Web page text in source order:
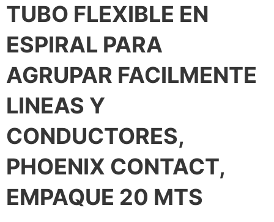
TUBO FLEXIBLE EN
ESPIRAL PARA
AGRUPAR FACILMENTE
LINEAS Y
CONDUCTORES,
PHOENIX CONTACT,
EMPAQUE 20 MTS